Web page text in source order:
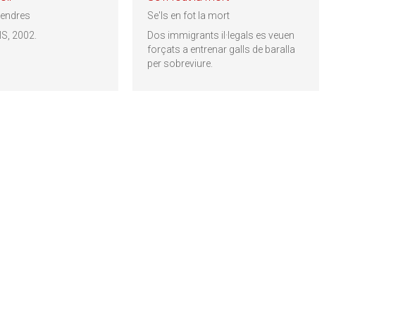
2002.
Se'ls en fot la mort
Dos immigrants il·legals es veuen
forçats a entrenar galls de baralla
per sobreviure.